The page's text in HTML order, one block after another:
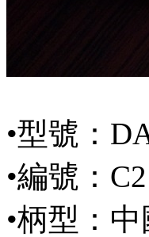
•型號：
•編號：C2
•柄型：